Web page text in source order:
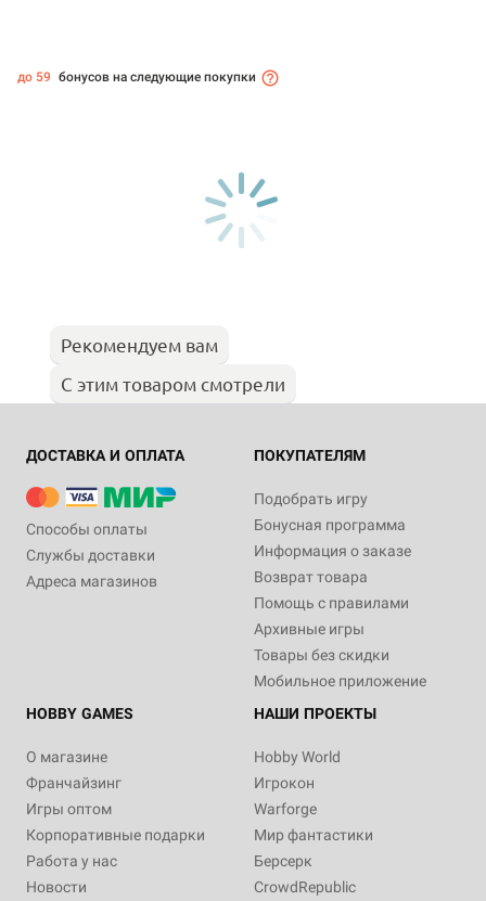
до 59 бонусов на следующие покупки
Рекомендуем вам
С этим товаром смотрели
ДОСТАВКА И ОПЛАТА
Способы оплаты
Службы доставки
Адреса магазинов
ПОКУПАТЕЛЯМ
Подобрать игру
Бонусная программа
Информация о заказе
Возврат товара
Помощь с правилами
Архивные игры
Товары без скидки
Мобильное приложение
HOBBY GAMES
О магазине
Франчайзинг
Игры оптом
Корпоративные подарки
Работа у нас
Новости
НАШИ ПРОЕКТЫ
Hobby World
Игрокон
Warforge
Мир фантастики
Берсерк
CrowdRepublic